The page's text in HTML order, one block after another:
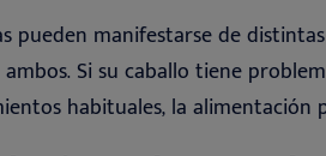
pueden manifestarse de
Si su caballo tiene
habituales, la alimentación